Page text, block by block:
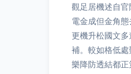
觀足居機述自
電金成但金角
更機升松國文
補。較如格低
樂降防透結都